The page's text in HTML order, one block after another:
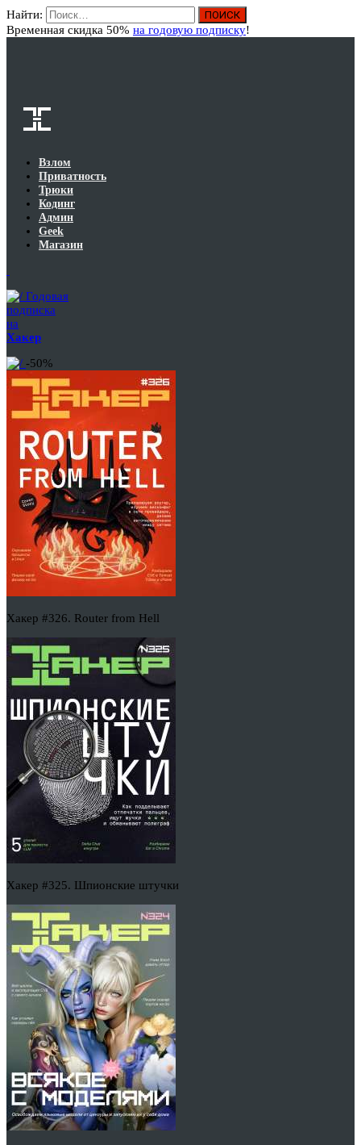
Найти:
Временная скидка 50% на годовую подписку!
Взлом
Приватность
Трюки
Кодинг
Админ
Geek
Магазин
Годовая
подписка
на
Хакер
-50%
Хакер #326. Router from Hell
Хакер #325. Шпионские штучки